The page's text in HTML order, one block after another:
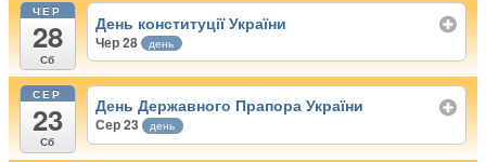
ЧЕР
28
Сб
День конституції України
Чер 28 день
СЕР
23
Сб
День Державного Прапора України
Сер 23 день